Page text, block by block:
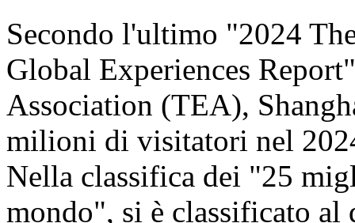
Secondo l'ultimo "2024
Global Experiences
Association (TEA),
milioni di visitatori nel
Nella classifica dei "25
mondo", si è classificato